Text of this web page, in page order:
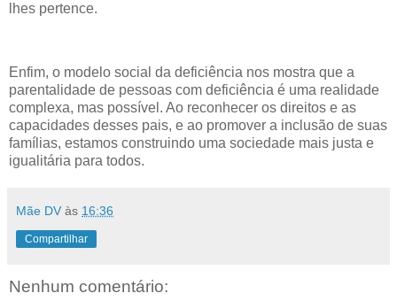
lhes pertence.
Enfim, o modelo social da deficiência nos mostra que a
parentalidade de pessoas com deficiência é uma realidade
complexa, mas possível. Ao reconhecer os direitos e as
capacidades desses pais, e ao promover a inclusão de suas
famílias, estamos construindo uma sociedade mais justa e
igualitária para todos.
Mãe DV às 16:36
Compartilhar
Nenhum comentário: